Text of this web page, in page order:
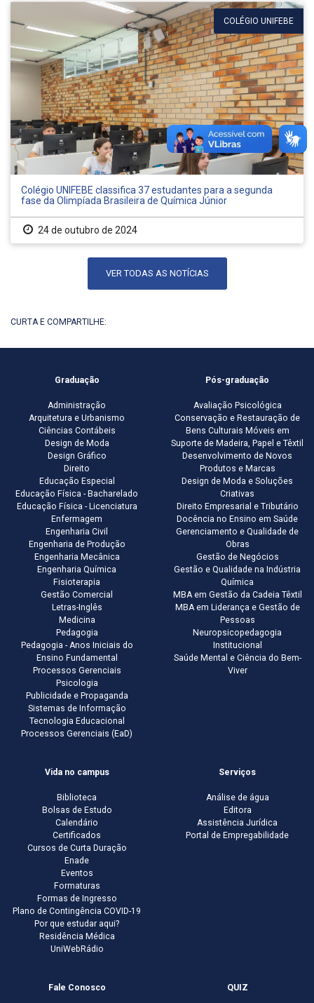
COLÉGIO UNIFEBE
Colégio UNIFEBE classifica 37 estudantes para a segunda
fase da Olimpíada Brasileira de Química Júnior
24 de outubro de 2024
VER TODAS AS NOTÍCIAS
CURTA E COMPARTILHE:
Graduação
Administração
Arquitetura e Urbanismo
Ciências Contábeis
Design de Moda
Design Gráfico
Direito
Educação Especial
Educação Física - Bacharelado
Educação Física - Licenciatura
Enfermagem
Engenharia Civil
Engenharia de Produção
Engenharia Mecânica
Engenharia Química
Fisioterapia
Gestão Comercial
Letras-Inglês
Medicina
Pedagogia
Pedagogia - Anos Iniciais do
Ensino Fundamental
Processos Gerenciais
Psicologia
Publicidade e Propaganda
Sistemas de Informação
Tecnologia Educacional
Processos Gerenciais (EaD)
Pós-graduação
Avaliação Psicológica
Conservação e Restauração de
Bens Culturais Móveis em
Suporte de Madeira, Papel e Têxtil
Desenvolvimento de Novos
Produtos e Marcas
Design de Moda e Soluções
Criativas
Direito Empresarial e Tributário
Docência no Ensino em Saúde
Gerenciamento e Qualidade de
Obras
Gestão de Negócios
Gestão e Qualidade na Indústria
Química
MBA em Gestão da Cadeia Têxtil
MBA em Liderança e Gestão de
Pessoas
Neuropsicopedagogia
Institucional
Saúde Mental e Ciência do Bem-
Viver
Vida no campus
Biblioteca
Bolsas de Estudo
Calendário
Certificados
Cursos de Curta Duração
Enade
Eventos
Formaturas
Formas de Ingresso
Plano de Contingência COVID-19
Por que estudar aqui?
Residência Médica
UniWebRádio
Serviços
Análise de água
Editora
Assistência Jurídica
Portal de Empregabilidade
Fale Conosco QUIZ